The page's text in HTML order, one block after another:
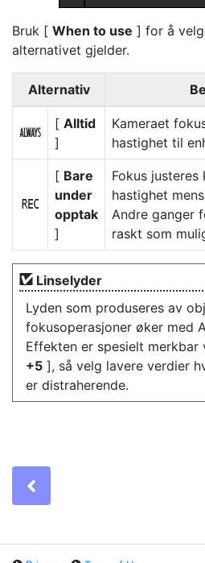
Bruk [ When to use ] for å
alternativet gjelder.
Alternativ
D
[ Alltid
]
Kameraet
hastighet til
E
[ Bare
under
opptak
]
Fokus
hastighet
Andre ganger
raskt som
Linselyder
Lyden som produseres av
fokusoperasjoner øker med
Effekten er spesielt
+5 ], så velg lavere verdier
er distraherende.